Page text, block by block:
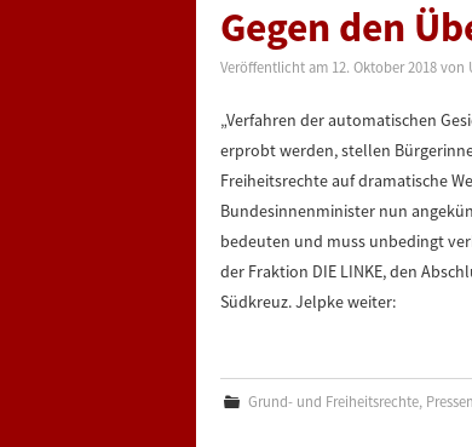
Gegen den
Veröffentlicht am 12. Oktober 2018 von
„Verfahren der automatischen
erprobt werden, stellen
Freiheitsrechte auf dramatische
Bundesinnenminister nun
bedeuten und muss unbedingt
der Fraktion DIE LINKE, den
Südkreuz. Jelpke weiter:
Grund- und Freiheitsrechte,